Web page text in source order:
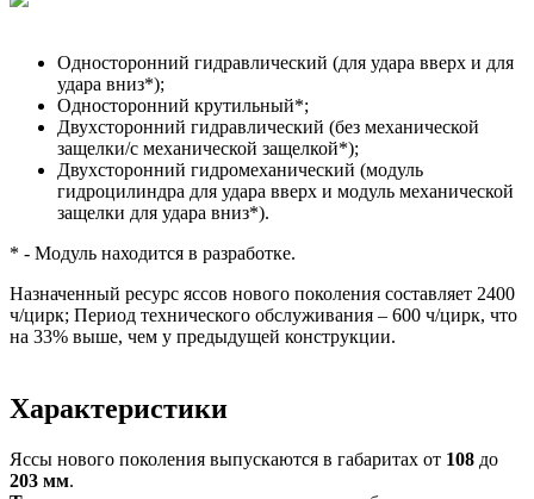
Односторонний гидравлический (для удара вверх и для
удара вниз*);
Односторонний крутильный*;
Двухсторонний гидравлический (без механической
защелки/с механической защелкой*);
Двухсторонний гидромеханический (модуль
гидроцилиндра для удара вверх и модуль механической
защелки для удара вниз*).
* - Модуль находится в разработке.
Назначенный ресурс яссов нового поколения составляет 2400
ч/цирк; Период технического обслуживания – 600 ч/цирк, что
на 33% выше, чем у предыдущей конструкции.
Характеристики
Яссы нового поколения выпускаются в габаритах от 108 до
203 мм.